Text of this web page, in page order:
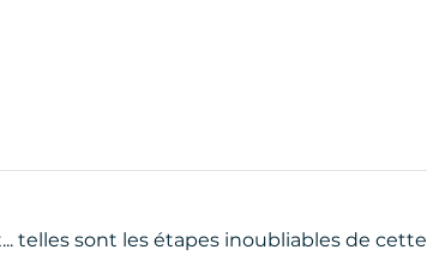
telles sont les étapes inoubliables de cette